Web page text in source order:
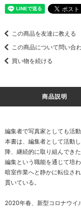
この商品を友達に教える
この商品について問い合
買い物を続ける
商品説明
編集者で写真家としても活
本書は、編集者として活動
降、継続的に取り組んでき
編集という職能を通じて培
暗室作業へと静かに転位さ
貫いている。
2020年春、新型コロナウイ